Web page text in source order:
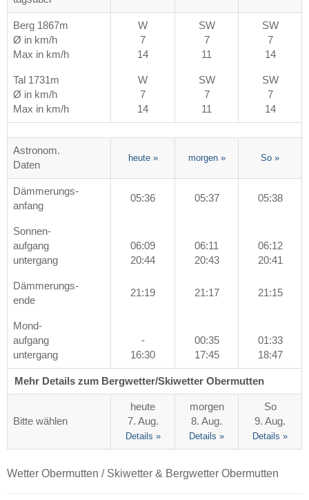
Berg 1867m
Ø in km/h
Max in km/h
W
7
14
SW
7
11
SW
7
14
Tal 1731m
Ø in km/h
Max in km/h
W
7
14
SW
7
11
SW
7
14
Astronom.
Daten
heute » morgen » So »
Dämmerungs-
anfang
05:36 05:37 05:38
Sonnen-
aufgang
untergang
06:09
20:44
06:11
20:43
06:12
20:41
Dämmerungs-
ende
21:19 21:17 21:15
Mond-
aufgang
untergang
-
16:30
00:35
17:45
01:33
18:47
Mehr Details zum Bergwetter/Skiwetter Obermutten
Bitte wählen
heute
7. Aug.
Details »
morgen
8. Aug.
Details »
So
9. Aug.
Details »
Wetter Obermutten / Skiwetter & Bergwetter Obermutten